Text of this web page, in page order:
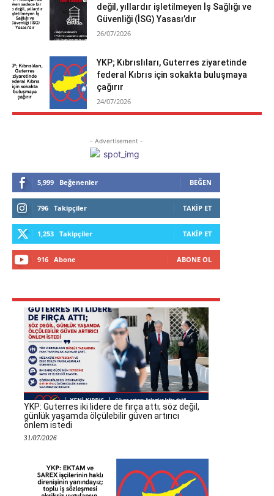
değil, yıllardır işletilmeyen İş Sağlığı ve
Güvenliği (İSG) Yasası’dır
26/07/2026
YKP; Kıbrıslıları, Guterres ziyaretinde
federal Kıbrıs için sokakta buluşmaya
çağırır
24/07/2026
- Advertisement -
5,999 Beğenenler BEĞEN
796 Takipçiler TAKIP ET
1,253 Takipçiler TAKIP ET
916 Abone ABONE OL
YKP: Guterres iki lidere de fırça attı; söz değil,
günlük yaşamda ölçülebilir güven artırıcı
önlem istedi
31/07/2026